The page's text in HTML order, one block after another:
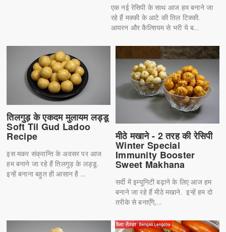
एक नई रेसिपी के साथ आज हम बनाने जा
रहे हैं मक्की के आटे की तिल टिक्की.
आयरन और कैल्शियम से भरी ये ब...
तिलगुड़ के एकदम मुलायम लड्डू
Soft Til Gud Ladoo
Recipe
इस मकर संक्रान्ति के अवसर पर आज
हम बनाने जा रहे हैं तिलगुड़ के लड्डू.
इन्हें बनाना बहुत ही आसान है ...
मीठे मखाने - 2 तरह की रेसिपी
Winter Special
Immunity Booster
Sweet Makhana
सर्दी में इम्यूनिटी बढ़ाने के लिए आज हम
बनाने जा रहे हैं मीठे मखाने. इन्हें हम दो
तरीके से बनाएँगे,...